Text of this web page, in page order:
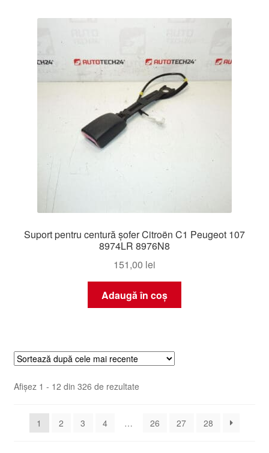
Suport pentru centură șofer Citroën C1 Peugeot 107
8974LR 8976N8
151,00 lei
Adaugă în coș
Afișez 1 - 12 din 326 de rezultateSortat
mai
1 2 3 4 … 26 27 28